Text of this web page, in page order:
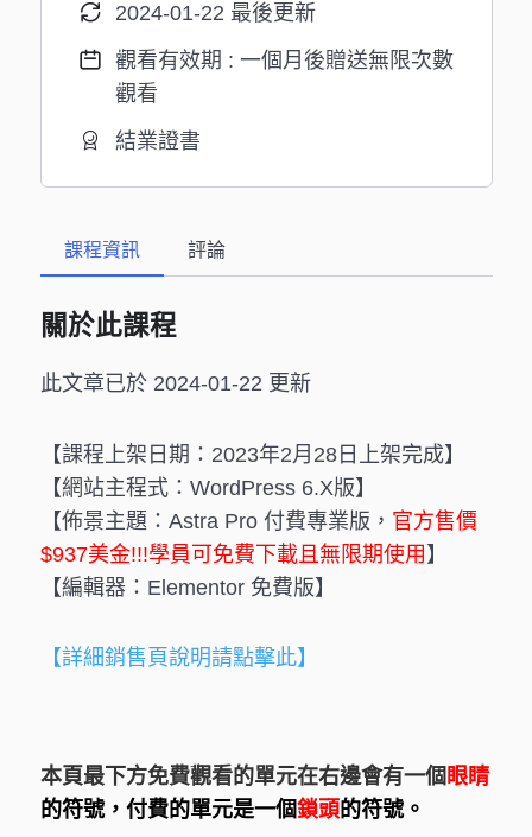
2024-01-22 最後更新
觀看有效期 : 一個月後贈送無限次數
觀看
結業證書
課程資訊 評論
關於此課程
此文章已於 2024-01-22 更新
【課程上架日期：2023年2月28日上架完成】
【網站主程式：WordPress 6.X版】
【佈景主題：Astra Pro 付費專業版， 官方售價
$937美金!!!學員可免費下載且無限期使用 】
【編輯器：Elementor 免費版】
【詳細銷售頁說明請點擊此】
本頁最下方免費觀看的單元在右邊會有一個 眼睛
的符號，付費的單元是一個鎖頭的符號。